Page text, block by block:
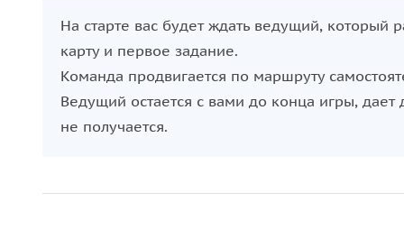
На старте вас будет ждать ведущий,
карту и первое задание.
Команда продвигается по маршруту
Ведущий остается с вами до конца игры,
не получается.